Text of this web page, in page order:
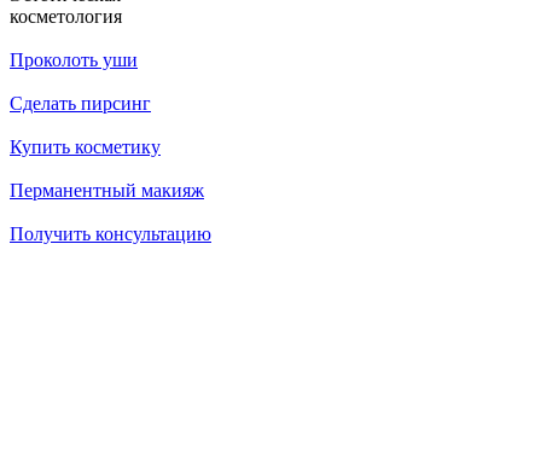
косметология
Проколоть уши
Сделать пирсинг
Купить косметику
Перманентный макияж
Получить консультацию